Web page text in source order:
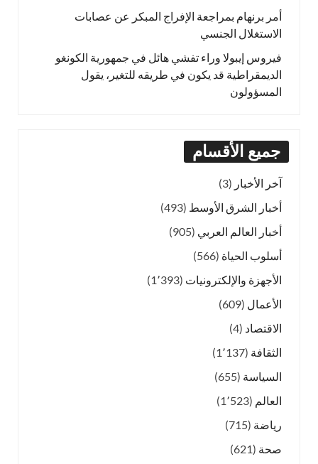
أمر برنهام بمراجعة الإفراج المبكر عن عصابات
الاستغلال الجنسي
فيروس إيبولا وراء تفشي هائل في جمهورية الكونغو
الديمقراطية قد يكون في طريقه للتغير، يقول
المسؤولون
جميع الأقسام
آخر الأخبار (3)
أخبار الشرق الأوسط (493)
أخبار العالم العربي (905)
أسلوب الحياة (566)
الأجهزة والإلكترونيات (1٬393)
الأعمال (609)
الاقتصاد (4)
الثقافة (1٬137)
السياسة (655)
العالم (1٬523)
رياضة (715)
صحة (621)